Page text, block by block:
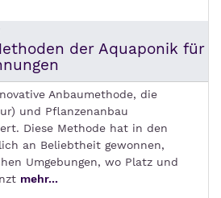
der Aquaponik für
Anbaumethode, die
und Pflanzenanbau
Diese Methode hat in den
an Beliebtheit gewonnen,
Umgebungen, wo Platz und
mehr...